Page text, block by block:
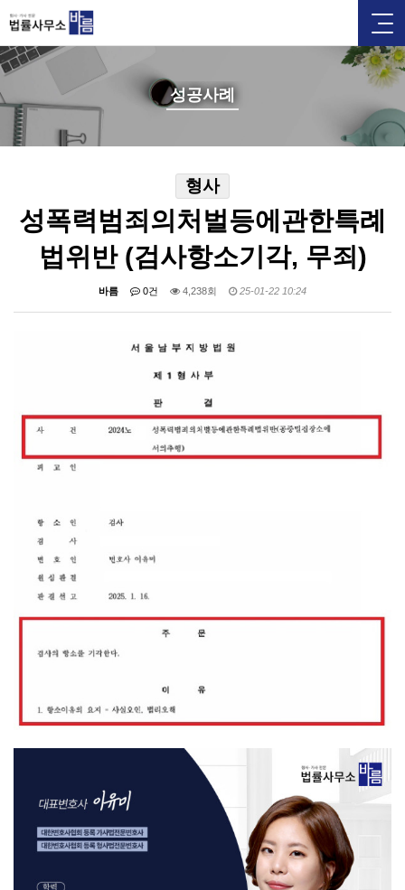
성공사례
형사
성폭력범죄의처벌등에관한특례
법위반 (검사항소기각, 무죄)
바름 0건 4,238회 25-01-22 10:24